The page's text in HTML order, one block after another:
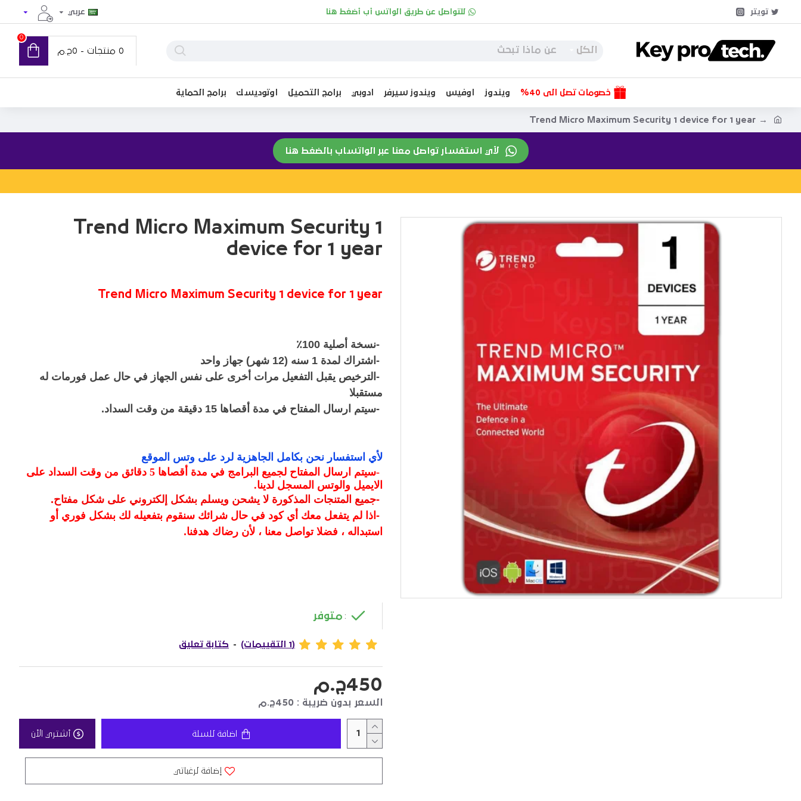
تويتر للتواصل عن طريق الواتس أب أضغط هنا عربي
الكل 0 منتجات - 0ج.م
0
خصومات تصل الى 40% ويندوز اوفيس ويندوز سيرفر ادوبي برامج التحميل اوتوديسك برامج الحماية
Trend Micro Maximum Security 1 device for 1 year
لأي استفسار تواصل معنا عبر الواتساب بالضغط هنا
Trend Micro Maximum Security 1
device for 1 year
Trend Micro Maximum Security 1 device for 1 year
-نسخة أصلية 100٪
- اشتراك لمدة 1 سنه (12 شهر) جهاز واحد
- الترخيص يقبل التفعيل مرات أخرى على نفس الجهاز في حال عمل فورمات له
مستقبلا
-سيتم ارسال المفتاح في مدة أقصاها 15 دقيقة من وقت السداد .
لأي استفسار نحن بكامل الجاهزية لرد على وتس الموقع
-
سيتم ارسال المفتاح لجميع البرامج في مدة أقصاها 5 دقائق من وقت السداد على
الايميل والوتس المسجل لدينا.
-جميع المتنجات المذكورة لا يشحن ويسلم بشكل إلكتروني على شكل مفتاح.
- اذا لم يتفعل معك أي كود في حال شرائك سنقوم بتفعيله لك بشكل فوري أو
استبداله ، فضلا تواصل معنا ، لأن رضاك هدفنا.
: متوفر
(1 التقييمات) - كتابة تعليق
450ج.م
السعر بدون ضريبة : 450ج.م
اضافة للسلة أشتري الأن
إضافة لرغباتي